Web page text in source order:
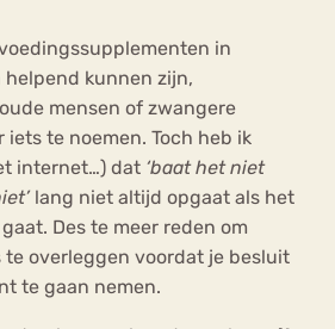
in
kunnen zijn,
mensen of zwangere
iets te noemen. Toch heb ik
internet…) dat ‘baat het niet
lang niet altijd opgaat als het
Des te meer reden om
te overleggen voordat je besluit
te gaan nemen.